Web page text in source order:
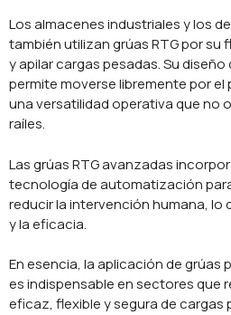
Los almacenes industriales y los
también utilizan grúas RTG por su
y apilar cargas pesadas. Su
permite moverse libremente por
una versatilidad operativa que no
raíles.
Las grúas RTG avanzadas
tecnología de automatización
reducir la intervención humana, lo
y la eficacia.
En esencia, la aplicación de
es indispensable en sectores que
eficaz, flexible y segura de cargas